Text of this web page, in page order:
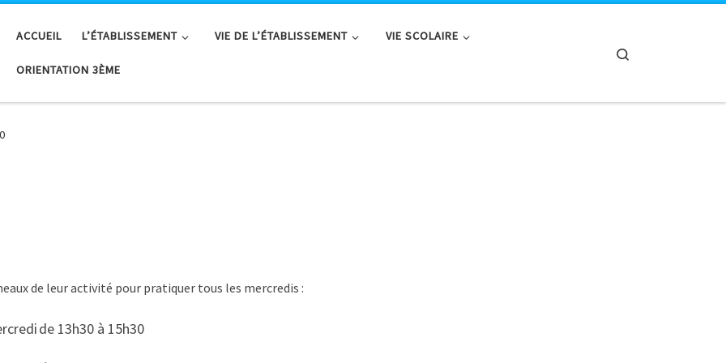
ACCUEIL L’ÉTABLISSEMENT VIE DE L’ÉTABLISSEMENT VIE SCOLAIRE
ORIENTATION 3ÈME
de leur activité pour pratiquer tous les mercredis :
de 13h30 à 15h30